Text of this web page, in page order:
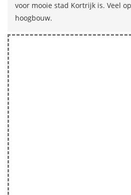
voor mooie stad Kortrijk is. Veel
hoogbouw.